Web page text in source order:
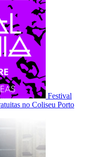
Festival
no Coliseu Porto